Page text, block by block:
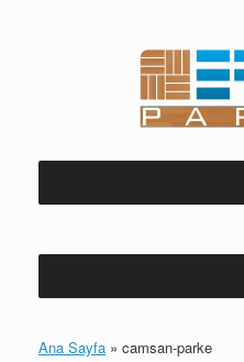
Ana Sayfa » camsan-parke